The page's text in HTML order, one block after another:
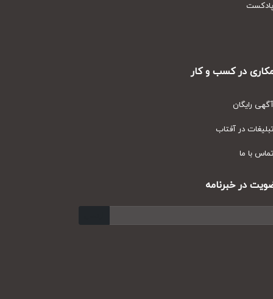
در کسب و کار
رایگان
در آفتاب
با ما
در خبرنامه